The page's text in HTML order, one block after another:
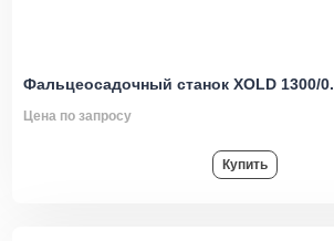
Фальцеосадочный станок XOLD 1300/
Цена по запросу
Купить